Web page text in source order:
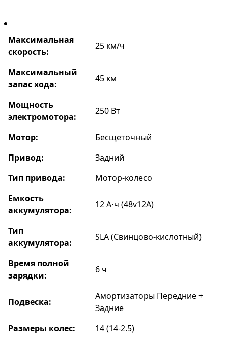
Максимальная
скорость:
25 км/ч
Максимальный
запас хода:
45 км
Мощность
электромотора:
250 Вт
Мотор:
Бесщеточный
Привод:
Задний
Тип привода:
Мотор-колесо
Емкость
аккумулятора:
12 А⋅ч (48v12A)
Тип
аккумулятора:
SLA (Свинцово-кислотный)
Время полной
зарядки:
6 ч
Подвеска:
Амортизаторы Передние +
Задние
Размеры колес:
14 (14-2.5)